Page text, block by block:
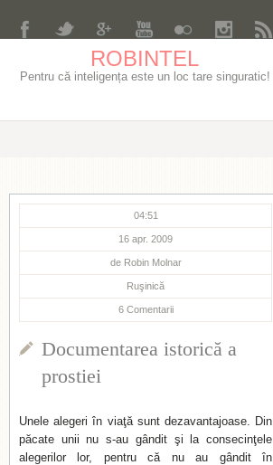
ROBINTEL
Pentru că inteligența este un loc tare singuratic!
04:51
16 apr. 2009
de Robin Molnar
Ruşinică
6 Comentarii
Documentarea istorică a
prostiei
Unele alegeri în viaţă sunt dezavantajoase. Din
păcate unii nu s-au gândit şi la consecinţele
alegerilor lor, pentru că nu au gândit în